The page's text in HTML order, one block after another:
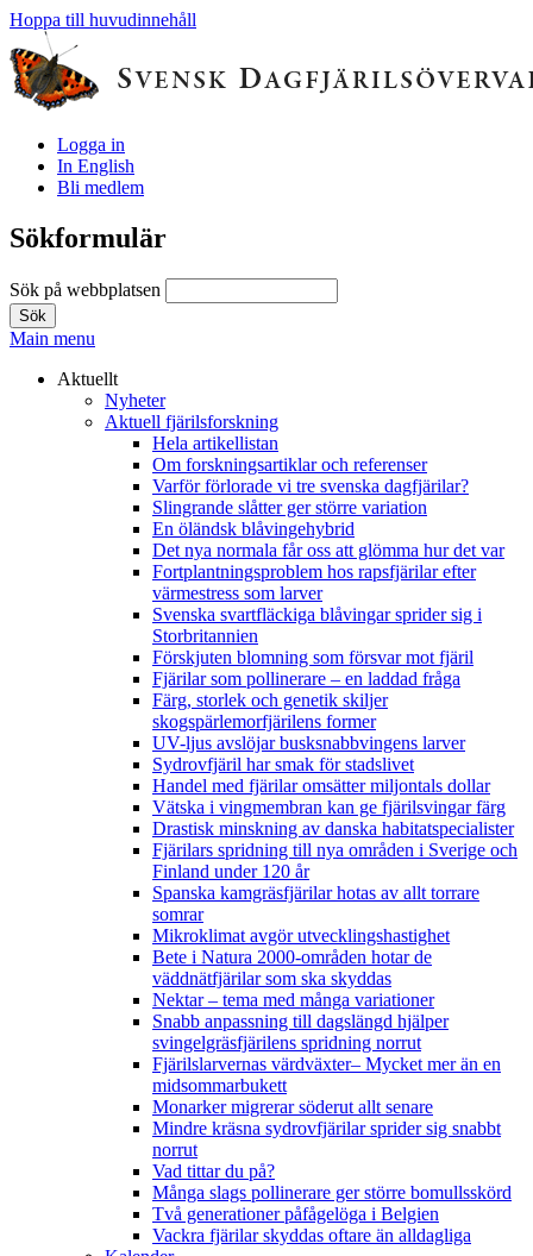
Hoppa till huvudinnehåll
Logga in
In English
Bli medlem
Sökformulär
Sök på webbplatsen
Main menu
Aktuellt
Nyheter
Aktuell fjärilsforskning
Hela artikellistan
Om forskningsartiklar och referenser
Varför förlorade vi tre svenska dagfjärilar?
Slingrande slåtter ger större variation
En öländsk blåvingehybrid
Det nya normala får oss att glömma hur det var
Fortplantningsproblem hos rapsfjärilar efter
värmestress som larver
Svenska svartfläckiga blåvingar sprider sig i
Storbritannien
Förskjuten blomning som försvar mot fjäril
Fjärilar som pollinerare – en laddad fråga
Färg, storlek och genetik skiljer
skogspärlemorfjärilens former
UV-ljus avslöjar busksnabbvingens larver
Sydrovfjäril har smak för stadslivet
Handel med fjärilar omsätter miljontals dollar
Vätska i vingmembran kan ge fjärilsvingar färg
Drastisk minskning av danska habitatspecialister
Fjärilars spridning till nya områden i Sverige och
Finland under 120 år
Spanska kamgräsfjärilar hotas av allt torrare
somrar
Mikroklimat avgör utvecklingshastighet
Bete i Natura 2000-områden hotar de
väddnätfjärilar som ska skyddas
Nektar – tema med många variationer
Snabb anpassning till dagslängd hjälper
svingelgräsfjärilens spridning norrut
Fjärilslarvernas värdväxter– Mycket mer än en
midsommarbukett
Monarker migrerar söderut allt senare
Mindre kräsna sydrovfjärilar sprider sig snabbt
norrut
Vad tittar du på?
Många slags pollinerare ger större bomullsskörd
Två generationer påfågelöga i Belgien
Vackra fjärilar skyddas oftare än alldagliga